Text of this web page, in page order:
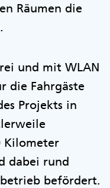
Räumen die
und mit WLAN
die Fahrgäste
Projekts in
Kilometer
dabei rund
befördert.